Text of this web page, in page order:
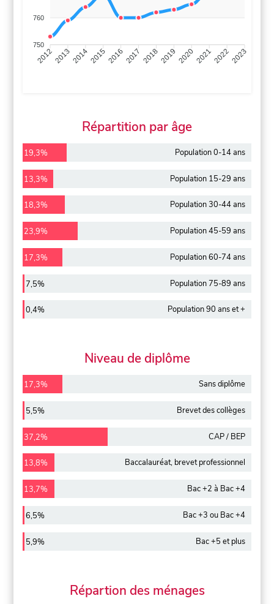
760
750
201220132014201520162017 20182019 2020202120222023
Répartition par âge
19,3% Population 0-14 ans
13,3% Population 15-29 ans
18,3% Population 30-44 ans
23,9% Population 45-59 ans
17,3% Population 60-74 ans
7,5% Population 75-89 ans
0,4% Population 90 ans et +
Niveau de diplôme
17,3% Sans diplôme
5,5% Brevet des collèges
37,2% CAP / BEP
13,8% Baccalauréat, brevet professionnel
13,7% Bac +2 à Bac +4
6,5% Bac +3 ou Bac +4
5,9% Bac +5 et plus
Répartion des ménages